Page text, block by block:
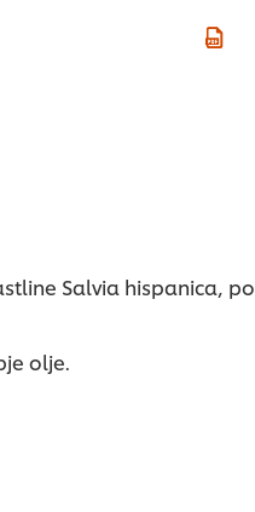
Salvia hispanica, po
olje.